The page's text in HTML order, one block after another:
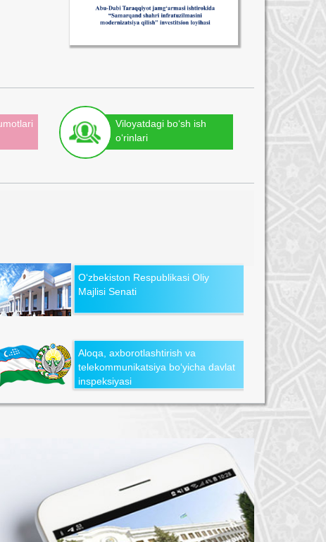
Viloyatdagi bo‘sh ish
o‘rinlari
O‘zbekiston Respublikasi Oliy
Majlisi Senati
Aloqa, axborotlashtirish va
telekommunikatsiya bo‘yicha davlat
inspeksiyasi